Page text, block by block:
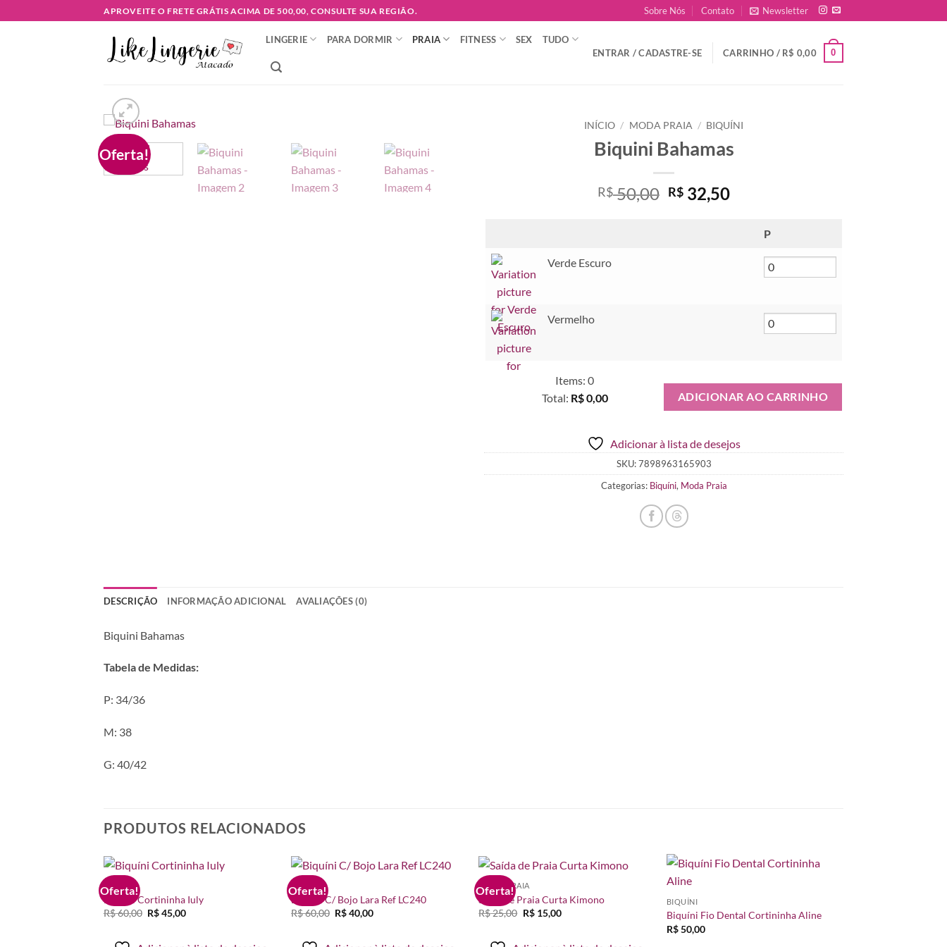
to
APROVEITE O FRETE GRÁTIS ACIMA DE 500,00, CONSULTE SUA REGIÃO. Sobre Nós Contato Newsletter
LINGERIE PARA DORMIR PRAIA FITNESS SEX
TUDO
ENTRAR / CADASTRE-SE
CARRINHO / R$ 0,00 0
Oferta!
Adicionar
à lista de
desejos
INÍCIO / MODA PRAIA / BIQUÍNI
Biquini Bahamas
R$50,00 O
preço
R$ 32,50O
atual
R$ 32,50.
P
Verde Escuro
Vermelho
Items: 0
Total: R$ 0,00 ADICIONAR AO CARRINHO
Adicionar à lista de desejos
SKU:7898963165903
Categorias: Biquíni, Moda Praia
DESCRIÇÃO INFORMAÇÃO ADICIONAL AVALIAÇÕES (0)
Biquini Bahamas
Tabela de Medidas:
P: 34/36
M: 38
G: 40/42
PRODUTOS RELACIONADOS
Oferta!
BIQUÍNI
Biquíni Cortininha Iuly
R$60,00 O
R$45,00O
Oferta!
à lista de
BIQUÍNI
Biquíni C/ Bojo Lara Ref LC240
R$60,00 O
R$40,00O
Oferta!
MODA PRAIA
Saída de Praia Curta Kimono
R$25,00 O
R$15,00O
desejos
BIQUÍNI
Biquíni Fio Dental Cortininha Aline
R$50,00